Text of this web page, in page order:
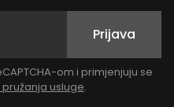
Prijava
om i primjenjuju se
pružanja usluge.